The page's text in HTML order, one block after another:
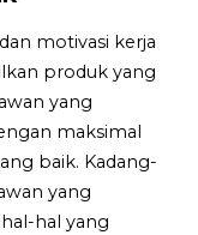
motivasi kerja
produk yang
yang
maksimal
baik. Kadang-
yang
hal yang